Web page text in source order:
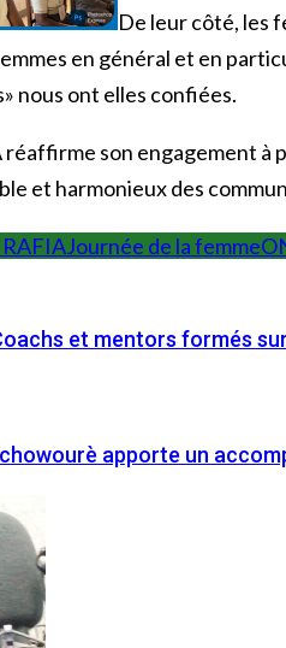
De leur côté, les
en général et en
nous ont elles confiées.
son engagement à
et harmonieux des
RAFIAJournée de la femme
et mentors formés
apporte un